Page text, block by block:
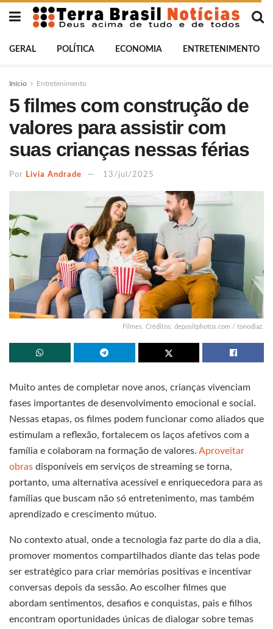
GERAL POLÍTICA ECONOMIA ENTRETENIMENTO
Início Entretenimento
5 filmes com construção de
valores para assistir com
suas crianças nessas férias
Por Livia Andrade 13/jul/2025
Filmes. Créditos: depositphotos.com / tonodiaz.
Muito antes de completar nove anos, crianças vivenciam
fases importantes de desenvolvimento emocional e social.
Nessas etapas, os filmes podem funcionar como aliados que
estimulam a reflexão, fortalecem os laços afetivos com a
família e colaboram na formação de valores. Aproveitar
obras disponíveis em serviços de streaming se torna,
portanto, uma alternativa acessível e enriquecedora para as
famílias que buscam não só entretenimento, mas também
aprendizado e crescimento mútuo.
No contexto atual, onde a tecnologia faz parte do dia a dia,
promover momentos compartilhados diante das telas pode
ser estratégico para criar memórias positivas e incentivar
conversas depois da sessão. Ao escolher filmes que
abordam sentimentos, desafios e conquistas, pais e filhos
encontram oportunidades únicas de dialogar sobre temas